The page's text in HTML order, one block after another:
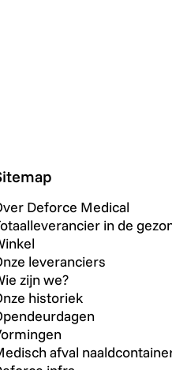
Deforce Medical
in de
leveranciers
zijn we?
historiek
afval